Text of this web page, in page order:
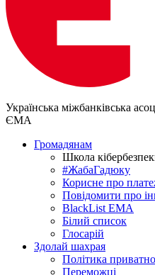
Українська міжбанківська
ЄМА
Громадянам
Школа
#ЖабаГадюку
Корисне про
Повідомити про
BlackList EMA
Білий список
Глосарій
Здолай шахрая
Політика
Переможцi